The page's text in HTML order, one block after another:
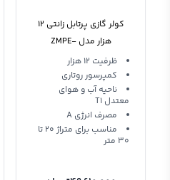
کولر گازی پرتابل زانتی 12
هزار مدل ZMPE-
12HO1RAPAظرفیت 12 هزار
کمپرسور روتاری
ناحیه آب و هوای
معتدل T1
مصرف انرژی A
مناسب برای متراژ 20 تا
30 متر